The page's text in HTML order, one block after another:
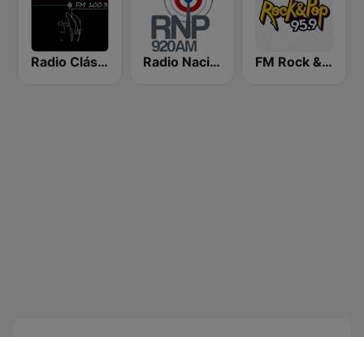
Radio Clásica 100.3 FM Radio Nacional del Paraguay 920 AM FM Rock & Pop